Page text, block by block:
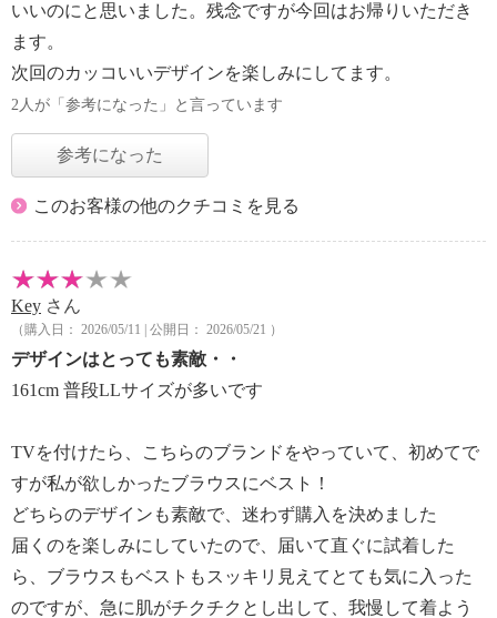
いいのにと思いました。残念ですが今回はお帰りいただき
ます。
次回のカッコいいデザインを楽しみにしてます。
2人が「参考になった」と言っています
参考になった
このお客様の他のクチコミを見る
Key さん
（購入日： 2026/05/11 | 公開日： 2026/05/21 ）
デザインはとっても素敵・・
161cm 普段LLサイズが多いです
TVを付けたら、こちらのブランドをやっていて、初めてで
すが私が欲しかったブラウスにベスト！
どちらのデザインも素敵で、迷わず購入を決めました
届くのを楽しみにしていたので、届いて直ぐに試着した
ら、ブラウスもベストもスッキリ見えてとても気に入った
のですが、急に肌がチクチクとし出して、我慢して着よう